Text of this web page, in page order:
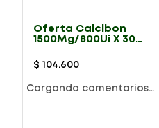
Oferta Calcibon
1500Mg/800Ui X 30
Tabletas
$ 104.600
Cargando comentarios…